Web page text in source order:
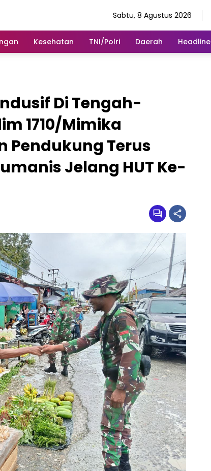
Sabtu, 8 Agustus 2026
Kesehatan TNI/Polri Daerah Headline
Di Tengah-
1710/Mimika
Pendukung Terus
Jelang HUT Ke-